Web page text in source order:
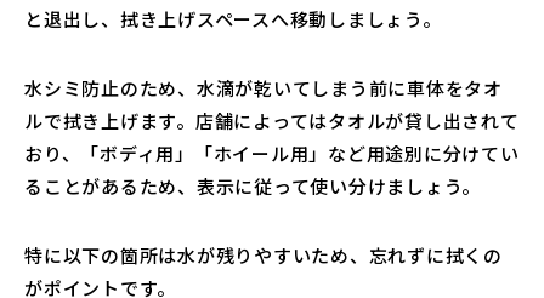
と退出し、拭き上げスペースへ移動しましょう。
水シミ防止のため、水滴が乾いてしまう前に車体をタオ
ルで拭き上げます。店舗によってはタオルが貸し出されて
おり、「ボディ用」「ホイール用」など用途別に分けてい
ることがあるため、表示に従って使い分けましょう。
特に以下の箇所は水が残りやすいため、忘れずに拭くの
がポイントです。